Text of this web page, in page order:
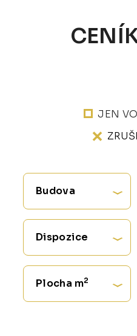
JEN
Budova
Dispozice
Plocha m2